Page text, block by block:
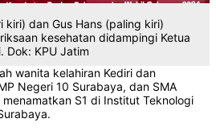
kiri) dan Gus Hans (paling kiri)
kesehatan didampingi Ketua
Dok: KPU Jatim
wanita kelahiran Kediri dan
Negeri 10 Surabaya, dan SMA
S1 di Institut Teknologi